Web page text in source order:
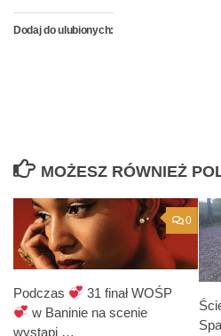
Dodaj do ulubionych:
MOŻESZ RÓWNIEŻ
0
Podczas
31 finał WOŚP
w Baninie na scenie
wystąpi …